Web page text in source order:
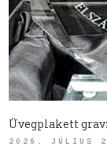
Üvegplakett
2026. JÚLIUS